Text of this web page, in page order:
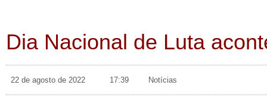
Dia Nacional de Luta
22 de agosto de 2022 17:39 Notícias